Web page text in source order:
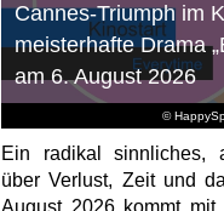
©
Cannes-Triumph im
meisterhafte Drama
am 6. August 2026
Ein radikal sinnliches,
über Verlust, Zeit und